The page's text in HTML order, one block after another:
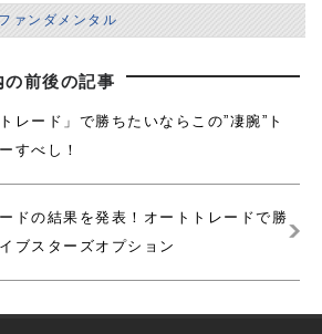
ファンダメンタル
の前後の記事
レード」で勝ちたいならこの”凄腕”ト
すべし！
ドの結果を発表！オートトレードで勝
ブスターズオプション